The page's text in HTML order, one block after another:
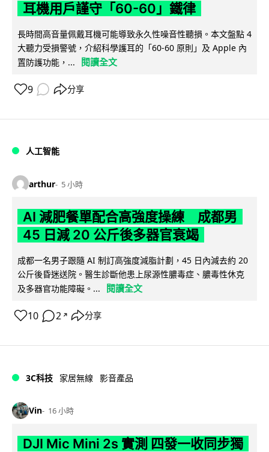
耳機用戶謹守「60-60」鐵律
長時間高音量佩戴耳機可能導致永久性噪音性聽損。本文盤點 4
大聽力受損警號，介紹科學護耳的「60-60 原則」及 Apple 內
置防護功能，...
閱讀全文
9 分享
人工智能
arthur 5 小時
AI 減肥餐單配合高強度操練 成都男
45 日減 20 公斤後多器官衰竭
成都一名男子跟隨 AI 制訂高強度減脂計劃，45 日內減去約 20
公斤後昏迷送院。醫生診斷他患上尿源性膿毒症、膿毒性休克
及多器官功能障礙。...
閱讀全文
10 2 ↗ 分享
3C科技 家居無線 影音產品
Vin 16 小時
DJI Mic Mini 2s 實測 四發一收同步獨